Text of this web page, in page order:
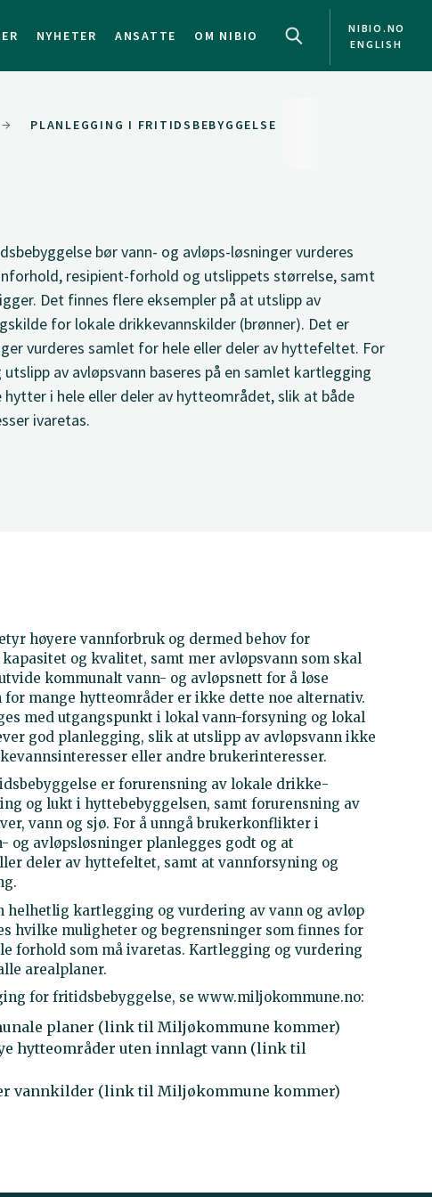
NYHETER ANSATTE OM NIBIO
NIBIO.NO
ENGLISH
PLANLEGGING I FRITIDSBEBYGGELSE
bør vann- og avløps-løsninger vurderes
resipient-forhold og utslippets størrelse, samt
Det finnes flere eksempler på at utslipp av
for lokale drikkevannskilder (brønner). Det er
vurderes samlet for hele eller deler av hyttefeltet. For
av avløpsvann baseres på en samlet kartlegging
i hele eller deler av hytteområdet, slik at både
ivaretas.
høyere vannforbruk og dermed behov for
og kvalitet, samt mer avløpsvann som skal
kommunalt vann- og avløpsnett for å løse
mange hytteområder er ikke dette noe alternativ.
med utgangspunkt i lokal vann-forsyning og lokal
god planlegging, slik at utslipp av avløpsvann ikke
eller andre brukerinteresser.
er forurensning av lokale drikke-
og lukt i hyttebebyggelsen, samt forurensning av
vann og sjø. For å unngå brukerkonflikter i
og avløpsløsninger planlegges godt og at
deler av hyttefeltet, samt at vannforsyning og
helhetlig kartlegging og vurdering av vann og avløp
hvilke muligheter og begrensninger som finnes for
forhold som må ivaretas. Kartlegging og vurdering
arealplaner.
for fritidsbebyggelse, se www.miljokommune.no:
planer (link til Miljøkommune kommer)
hytteområder uten innlagt vann (link til
vannkilder (link til Miljøkommune kommer)